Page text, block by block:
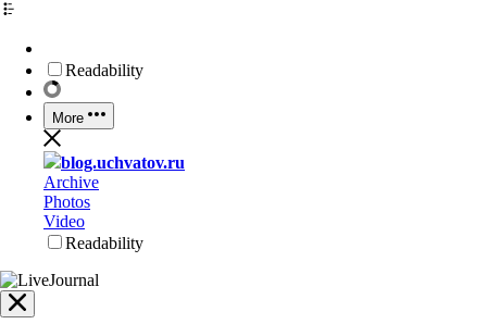
Readability
More
blog.uchvatov.ru
Archive
Photos
Video
Readability